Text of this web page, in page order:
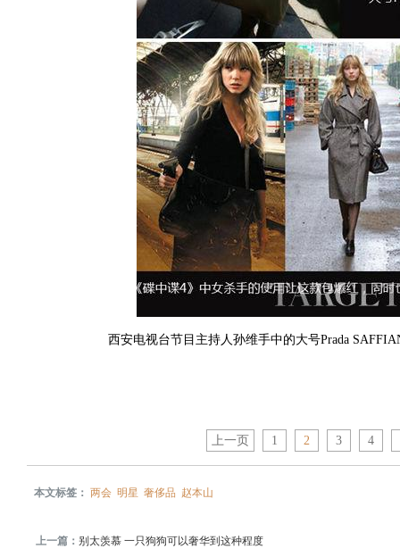
西安电视台节目主持人孙维手中的大号Prada
上一页 1 2 3 4
本文标签：两会 明星 奢侈品 赵本山
上一篇：别太羡慕 一只狗狗可以奢华到这种程度